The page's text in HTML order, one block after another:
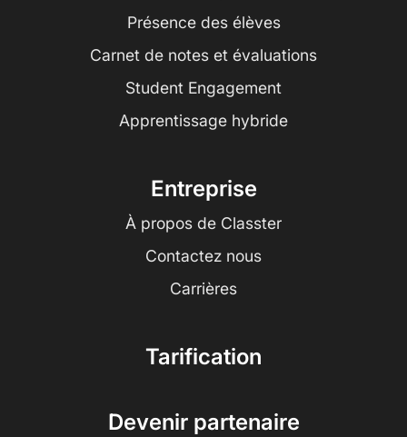
Présence des élèves
Carnet de notes et évaluations
Student Engagement
Apprentissage hybride
Entreprise
À propos de Classter
Contactez nous
Carrières
Tarification
Devenir partenaire